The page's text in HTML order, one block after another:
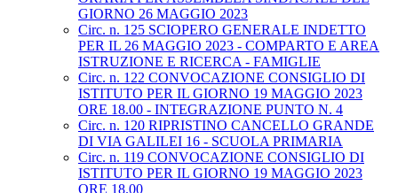
GIORNO 26 MAGGIO 2023
Circ. n. 125 SCIOPERO GENERALE INDETTO
PER IL 26 MAGGIO 2023 - COMPARTO E AREA
ISTRUZIONE E RICERCA - FAMIGLIE
Circ. n. 122 CONVOCAZIONE CONSIGLIO DI
ISTITUTO PER IL GIORNO 19 MAGGIO 2023
ORE 18.00 - INTEGRAZIONE PUNTO N. 4
Circ. n. 120 RIPRISTINO CANCELLO GRANDE
DI VIA GALILEI 16 - SCUOLA PRIMARIA
Circ. n. 119 CONVOCAZIONE CONSIGLIO DI
ISTITUTO PER IL GIORNO 19 MAGGIO 2023
ORE 18.00